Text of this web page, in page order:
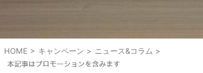
HOME > キャンペーン > ニュース&コラム >